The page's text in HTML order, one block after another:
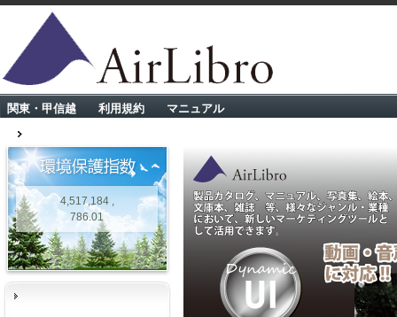
関東・甲信越 利用規約 マニュアル
4,517,184 ,
786.01